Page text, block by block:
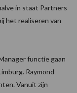
in staat Partners
het realiseren van
functie gaan
Raymond
Vanuit zijn